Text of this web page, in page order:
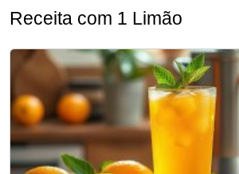
Receita com 1 Limão